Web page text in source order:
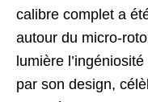
calibre complet a
autour du micro-
lumière
par son design,